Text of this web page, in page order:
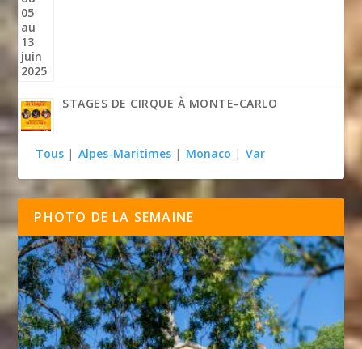
STAGES DE CIRQUE À MONTE-CARLO
Tous | Alpes-Maritimes | Monaco | Var
PHOTO DE LA SEMAINE